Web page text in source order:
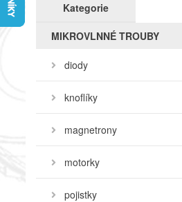
Kategorie
MIKROVLNNÉ TROUBY
diody
knoflíky
magnetrony
motorky
pojistky